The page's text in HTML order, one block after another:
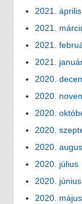
2021. április
2021.
2021.
2021.
2020.
2020.
2020.
2020.
2020.
2020. július
2020. június
2020. május